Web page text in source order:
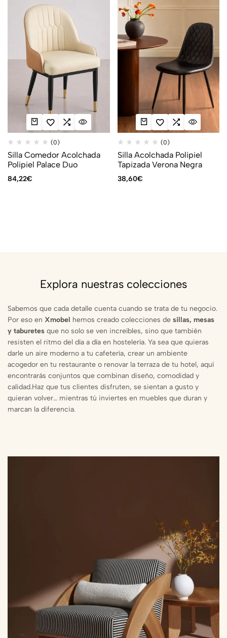
(0)
Silla Comedor Acolchada
Polipiel Palace Duo
84,22€
(0)
Silla Acolchada Polipiel
Tapizada Verona Negra
38,60€
Explora nuestras colecciones
Sabemos que cada detalle cuenta cuando se trata de tu negocio.
Por eso en Xmobel hemos creado colecciones de sillas, mesas
y taburetes que no solo se ven increíbles, sino que también
resisten el ritmo del día a día en hostelería. Ya sea que quieras
darle un aire moderno a tu cafetería, crear un ambiente
acogedor en tu restaurante o renovar la terraza de tu hotel, aquí
encontrarás conjuntos que combinan diseño, comodidad y
calidad.Haz que tus clientes disfruten, se sientan a gusto y
quieran volver… mientras tú inviertes en muebles que duran y
marcan la diferencia.